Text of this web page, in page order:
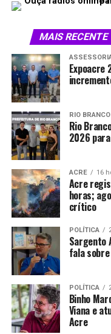
MAIS RECENTE
RIO BRANCO
Rio
2026
ACRE 16
Acre
horas;
crítico
POLÍTICA
Sargento
fala
POLÍTICA
Binho
Viana e
Acre